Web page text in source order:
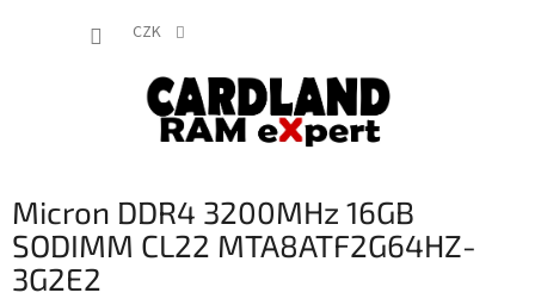
CZK
Micron DDR4 3200MHz 16GB
SODIMM CL22 MTA8ATF2G64HZ-
3G2E2